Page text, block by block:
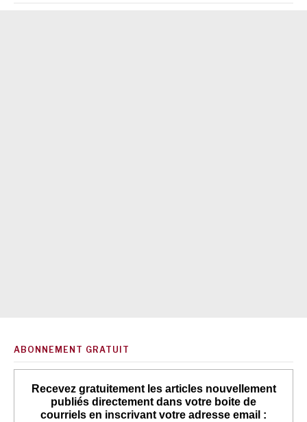
ABONNEMENT GRATUIT
Recevez gratuitement les articles nouvellement
publiés directement dans votre boite de
courriels en inscrivant votre adresse email :